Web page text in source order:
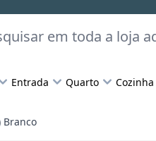
Entrada Quarto Cozinha
Branco